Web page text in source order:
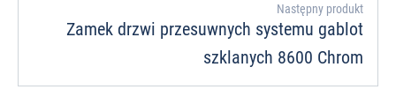
Następny produkt
Zamek drzwi przesuwnych systemu gablot
szklanych 8600 Chrom